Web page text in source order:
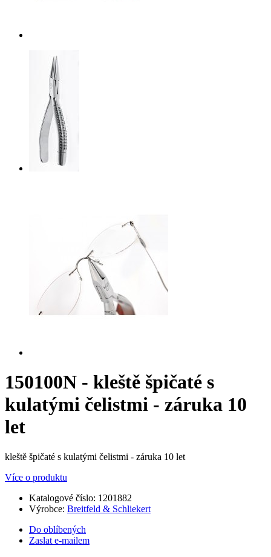
150100N - kleště špičaté s
kulatými čelistmi - záruka 10
let
kleště špičaté s kulatými čelistmi - záruka 10 let
Více o produktu
Katalogové číslo: 1201882
Výrobce: Breitfeld & Schliekert
Do oblíbených
Zaslat e-mailem